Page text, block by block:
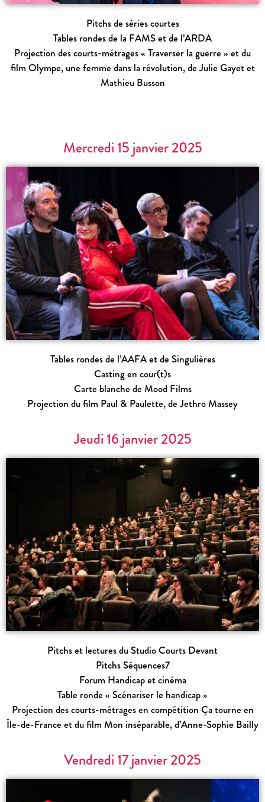
Pitchs de séries courtes
Tables rondes de la FAMS et de l’ARDA
Projection des courts-métrages « Traverser la guerre » et du
film Olympe, une femme dans la révolution, de Julie Gayet et
Mathieu Busson
Mercredi 15 janvier 2025
Tables rondes de l’AAFA et de Singulières
Casting en cour(t)s
Carte blanche de Mood Films
Projection du film Paul & Paulette,de Jethro Massey
Jeudi 16 janvier 2025
Pitchs et lectures du Studio Courts Devant
Pitchs Séquences7
Forum Handicap et cinéma
Table ronde « Scénariser le handicap »
Projection des courts-métrages en compétition Ça tourne en
Île-de-France et du film Mon inséparable, d’Anne-Sophie Bailly
Vendredi 17 janvier 2025